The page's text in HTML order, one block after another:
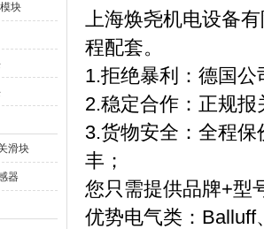
块
滑块
器
上海焕尧机电设备
程配套。
1.拒绝暴利：德国
2.稳定合作：正规
3.货物安全：全程
丰；
您只需提供品牌+型
优势电气类：Balluff